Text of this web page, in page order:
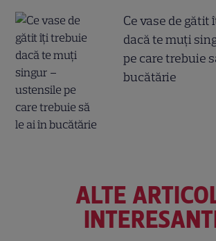
Ce vase de gătit
dacă te muți
pe care trebuie
bucătărie
ALTE